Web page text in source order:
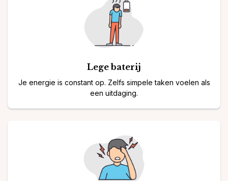
Lege baterij
Je energie is constant op. Zelfs simpele taken voelen als
een uitdaging.